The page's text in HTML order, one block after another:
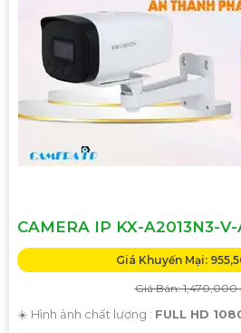
CAMERA IP KX-A2013N3-
Giá Khuyến Mại:
Giá Bán: 1,470,000
☀️ Hình ảnh chất lượng : FULL HD